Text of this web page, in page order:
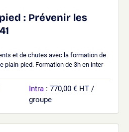
: Prévenir les
et de chutes avec la formation de
plain-pied. Formation de 3h en inter
Intra : 770,00 € HT /
groupe